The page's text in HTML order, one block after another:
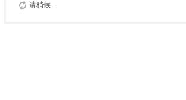
请稍候...